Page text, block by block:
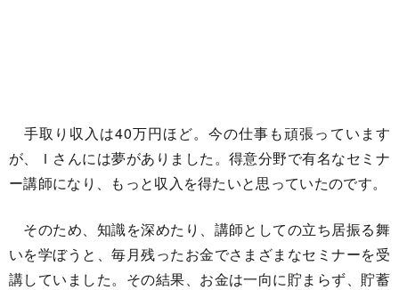
手取り収入は40万円ほど。今の仕事も頑張っています
が、Ｉさんには夢がありました。得意分野で有名なセミナ
ー講師になり、もっと収入を得たいと思っていたのです。
そのため、知識を深めたり、講師としての立ち居振る舞
いを学ぼうと、毎月残ったお金でさまざまなセミナーを受
講していました。その結果、お金は一向に貯まらず、貯蓄